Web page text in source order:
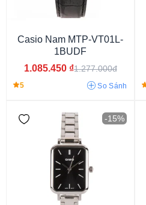
Kim (Analog) Điện tử (Digital)
Casio Nam MTP-VT01L-
1BUDF
1.085.450 ₫1.277.000đ
5 So Sánh
-15%